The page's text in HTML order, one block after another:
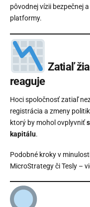
pôvodnej vízii bezpečnej
platformy.
Zatiaľ
reaguje
Hoci spoločnosť zatiaľ
registrácia a zmeny
ktorý by mohol ovplyvniť
kapitálu.
Podobné kroky v
MicroStrategy či Tesly –